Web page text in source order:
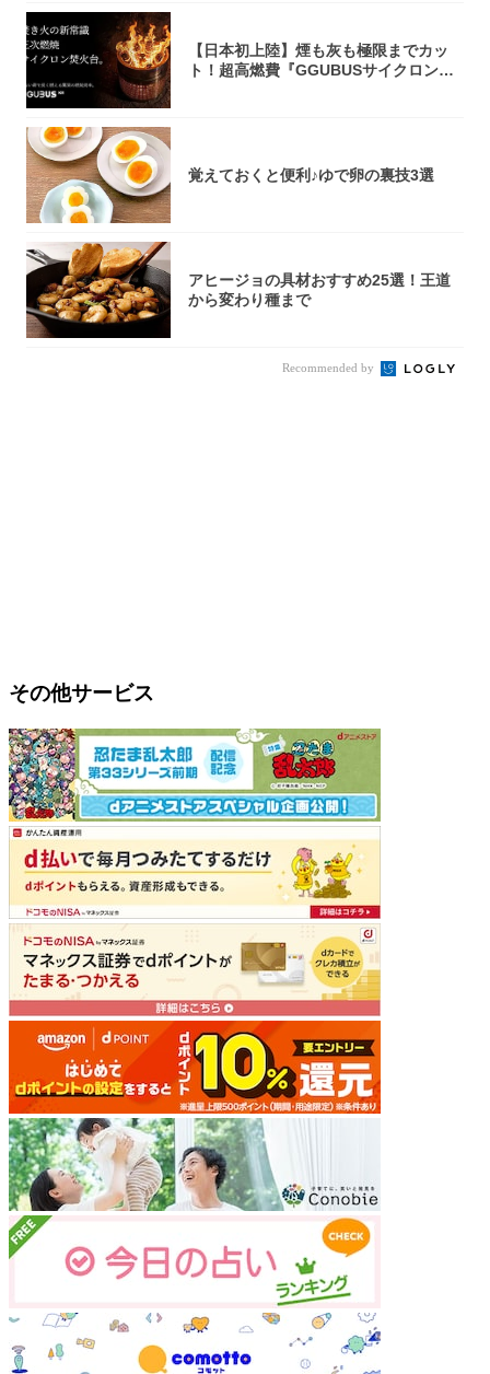
【日本初上陸】煙も灰も極限までカッ
ト！超高燃費『GGUBUSサイクロン焚
覚えておくと便利♪ゆで卵の裏技3選
アヒージョの具材おすすめ25選！王道
から変わり種まで
Recommended by
その他サービス